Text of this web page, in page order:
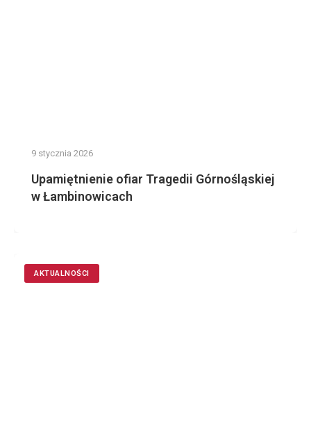
9 stycznia 2026
Upamiętnienie ofiar Tragedii Górnośląskiej
w Łambinowicach
AKTUALNOŚCI